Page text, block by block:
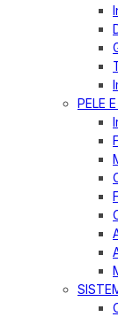
PELE